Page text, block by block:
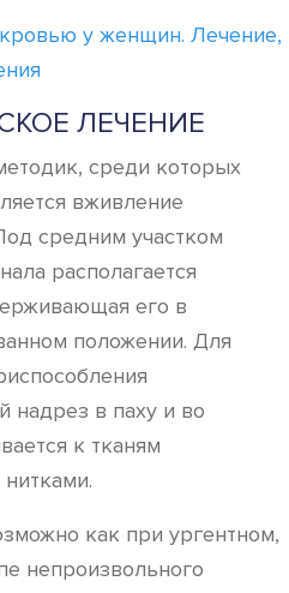
у женщин. Лечение,
ЛЕЧЕНИЕ
среди которых
вживление
средним участком
располагается
его в
положении. Для
надрез в паху и во
к тканям
как при ургентном,
непроизвольного